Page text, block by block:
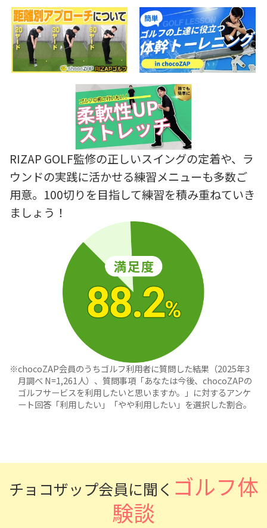
RIZAP GOLF監修の正しいスイングの定着や、ラ
ウンドの実践に活かせる練習メニューも多数ご
用意。100切りを目指して練習を積み重ねていき
ましょう！
chocoZAP会員のうちゴルフ利用者に質問した結果（2025年3
月調べ N=1,261人）、質問事項「あなたは今後、chocoZAPの
ゴルフサービスを利用したいと思いますか。」に対するアンケ
ート回答「利用したい」「やや利用したい」を選択した割合。
チョコザップ会員に聞く ゴルフ体
験談